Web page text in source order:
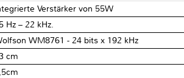
Verstärker von 55W
Hz – 22 kHz.
WM8761 - 24 bits x 192 kHz
cm